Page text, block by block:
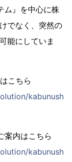
ム』を中心に株
でなく、突然の
能にしていま
こちら
kabunush
内はこちら
kabunush